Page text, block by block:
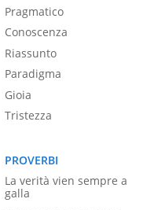
Pragmatico
Conoscenza
Riassunto
Paradigma
Gioia
Tristezza
PROVERBI
La verità vien sempre a
galla